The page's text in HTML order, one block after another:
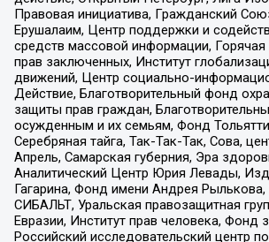
Правовая инициатива, Гражданский
Ерушалаим, Центр поддержки и
средств массовой информации,
прав заключенных, Институт
движений, Центр социально-
Действие, Благотворительный фонд
защиты прав граждан,
осужденным и их семьям, Фонд
Серебряная тайга, Так-Так-Так, Сова,
Апрель, Самарская губерния, Эра
Аналитический Центр Юрия Левады,
Гагарина, Фонд имени Андрея
СИБАЛЬТ, Уральская правозащитная
Евразии, Институт прав человека, Фонд
Российский исследовательский центр